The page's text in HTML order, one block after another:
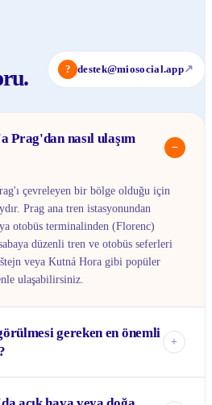
? destek@miosocial.app↗
Prag'dan nasıl ulaşım
−
çevreleyen bir bölge olduğu için
Prag ana tren istasyonundan
otobüs terminalinden (Florenc)
düzenli tren ve otobüs seferleri
veya Kutná Hora gibi popüler
ulaşabilirsiniz.
gereken en önemli
+